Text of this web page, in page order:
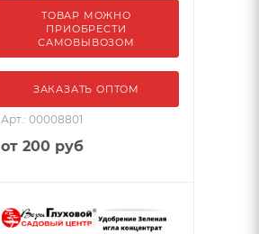
ТОВАР МОЖНО
ПРИОБРЕСТИ
САМОВЫВОЗОМ
ЗАКАЗАТЬ ОПТОМ
Арт.: 00008801
от 200 руб